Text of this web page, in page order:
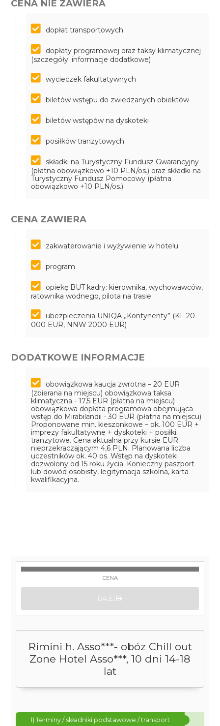
CENA NIE ZAWIERA
dopłat transportowych
dopłaty programowej oraz taksy klimatycznej
(szczegóły: informacje dodatkowe)
wycieczek fakultatywnych
biletów wstępu do zwiedzanych obiektów
biletów wstępów na dyskoteki
posiłków tranzytowych
składki na Turystyczny Fundusz Gwarancyjny
(płatna obowiązkowo +10 PLN/os.) oraz składki na
Turystyczny Fundusz Pomocowy (płatna
obowiązkowo +10 PLN/os.)
CENA ZAWIERA
zakwaterowanie i wyżywienie w hotelu
program
opiekę BUT kadry: kierownika, wychowawców,
ratownika wodnego, pilota na trasie
ubezpieczenia UNIQA „Kontynenty” (KL 20
000 EUR, NNW 2000 EUR)
DODATKOWE INFORMACJE
obowiązkowa kaucja zwrotna – 20 EUR
(zbierana na miejscu) obowiązkowa taksa
klimatyczna - 17,5 EUR (płatna na miejscu)
obowiązkowa dopłata programowa obejmująca
wstęp do Mirabilandii - 30 EUR (płatna na miejscu)
Proponowane min. kieszonkowe – ok. 100 EUR +
imprezy fakultatywne + dyskoteki + posiłki
tranzytowe. Cena aktualna przy kursie EUR
nieprzekraczającym 4,6 PLN. Planowana liczba
uczestników ok. 40 os. Wstęp na dyskoteki
dozwolony od 15 roku życia. Konieczny paszport
lub dowód osobisty, legitymacja szkolna, karta
kwalifikacyjna.
Rimini h. Asso***- obóz Chill out
Zone Hotel Asso***, 10 dni 14-18
lat
1) Terminy / składniki podstawowe / transport
CENA
DALEJ